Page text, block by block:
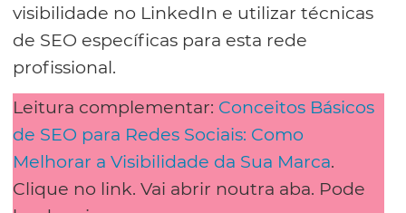
visibilidade no LinkedIn e utilizar técnicas
de SEO específicas para esta rede
profissional.
Leitura complementar: Conceitos Básicos
de SEO para Redes Sociais: Como
Melhorar a Visibilidade da Sua Marca.
Clique no link. Vai abrir noutra aba. Pode